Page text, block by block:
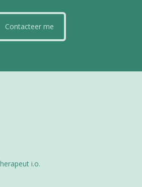
Contacteer me
i.o.